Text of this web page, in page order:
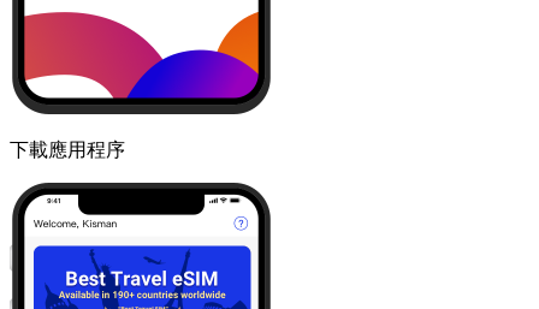
下載應用程序